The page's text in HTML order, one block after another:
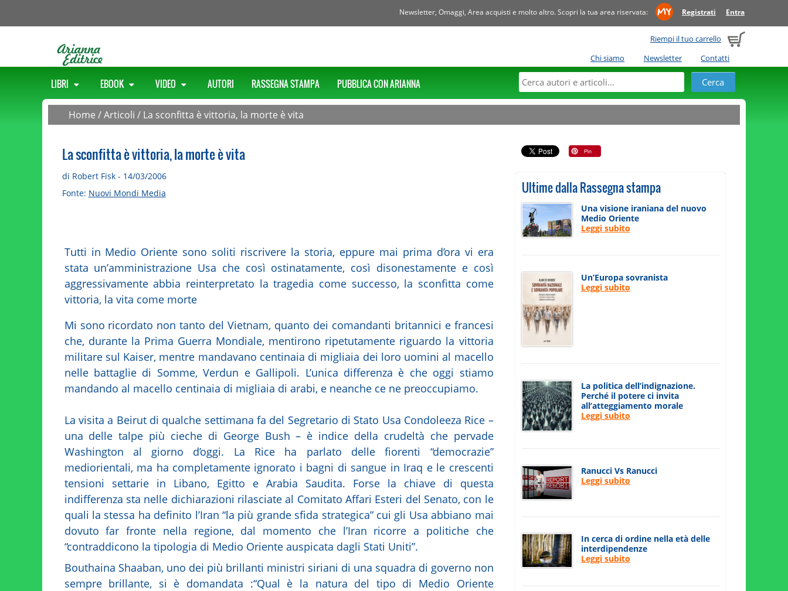
Newsletter, Omaggi, Area acquisti e molto altro. Scopri la tua area riservata: Registrati Entra
Riempi il tuo carrello
Chi siamo
Newsletter Contatti
LIBRI EBOOK VIDEO AUTORI RASSEGNA STAMPA PUBBLICA CON ARIANNA
Home /Articoli / La sconfitta è vittoria, la morte è vita
La sconfitta è vittoria, la morte è vita
di Robert Fisk - 14/03/2006
Fonte: Nuovi Mondi Media
Tutti in Medio Oriente sono soliti riscrivere la storia, eppure mai prima d’ora vi era
stata un’amministrazione Usa che così ostinatamente, così disonestamente e così
aggressivamente abbia reinterpretato la tragedia come successo, la sconfitta come
vittoria, la vita come morte
Mi sono ricordato non tanto del Vietnam, quanto dei comandanti britannici e francesi
che, durante la Prima Guerra Mondiale, mentirono ripetutamente riguardo la vittoria
militare sul Kaiser, mentre mandavano centinaia di migliaia dei loro uomini al macello
nelle battaglie di Somme, Verdun e Gallipoli. L’unica differenza è che oggi stiamo
mandando al macello centinaia di migliaia di arabi, e neanche ce ne preoccupiamo.
La visita a Beirut di qualche settimana fa del Segretario di Stato Usa Condoleeza Rice –
una delle talpe più cieche di George Bush – è indice della crudeltà che pervade
Washington al giorno d’oggi. La Rice ha parlato delle fiorenti “democrazie”
mediorientali, ma ha completamente ignorato i bagni di sangue in Iraq e le crescenti
tensioni settarie in Libano, Egitto e Arabia Saudita. Forse la chiave di questa
indifferenza sta nelle dichiarazioni rilasciate al Comitato Affari Esteri del Senato, con le
quali la stessa ha definito l’Iran “la più grande sfida strategica” cui gli Usa abbiano mai
dovuto far fronte nella regione, dal momento che l’Iran ricorre a politiche che
“contraddicono la tipologia di Medio Oriente auspicata dagli Stati Uniti”.
Bouthaina Shaaban, uno dei più brillanti ministri siriani di una squadra di governo non
sempre brillante, si è domandata :“Qual è la natura del tipo di Medio Oriente
Ultime dalla Rassegna stampa
Una visione iraniana del nuovo
Medio Oriente
Leggi subito
Un’Europa sovranista
Leggi subito
La politica dell’indignazione.
Perché il potere ci invita
all’atteggiamento morale
Leggi subito
Ranucci Vs Ranucci
Leggi subito
In cerca di ordine nella età delle
interdipendenze
Leggi subito